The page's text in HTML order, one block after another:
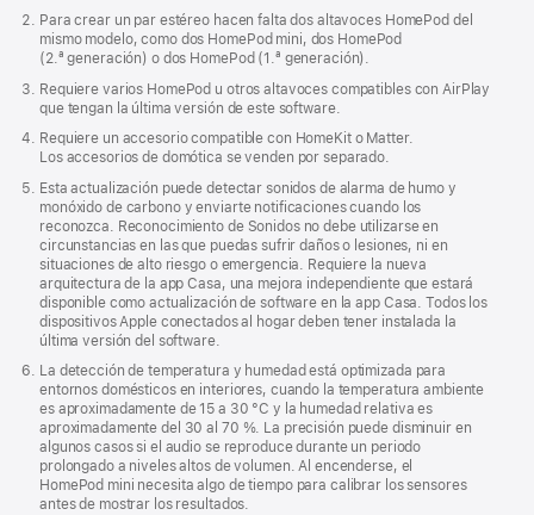
Para crear un par estéreo hacen falta dos altavoces HomePod del
mismo modelo, como dos HomePod mini, dos HomePod
(2.ª generación) o dos HomePod (1.ª generación).
Requiere varios HomePod u otros altavoces compatibles con AirPlay
que tengan la última versión de este software.
Requiere un accesorio compatible con HomeKit o Matter.
Los accesorios de domótica se venden por separado.
Esta actualización puede detectar sonidos de alarma de humo y
monóxido de carbono y enviarte notificaciones cuando los
reconozca. Reconocimiento de Sonidos no debe utilizarse en
circunstancias en las que puedas sufrir daños o lesiones, ni en
situaciones de alto riesgo o emergencia. Requiere la nueva
arquitectura de la app Casa, una mejora independiente que estará
disponible como actualización de software en la app Casa. Todos los
dispositivos Apple conectados al hogar deben tener instalada la
última versión del software.
La detección de temperatura y humedad está optimizada para
entornos domésticos en interiores, cuando la temperatura ambiente
es aproximadamente de 15 a 30 °C y la humedad relativa es
aproximadamente del 30 al 70 %. La precisión puede disminuir en
algunos casos si el audio se reproduce durante un periodo
prolongado a niveles altos de volumen. Al encenderse, el
HomePod mini necesita algo de tiempo para calibrar los sensores
antes de mostrar los resultados.